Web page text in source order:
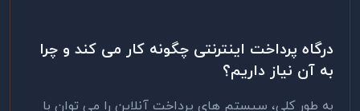
درگاه پرداخت اینترنتی چگونه کار می کند و چرا
به آن نیاز داریم؟
به طور کلی، سیستم های پرداخت آنلاین را می توان با